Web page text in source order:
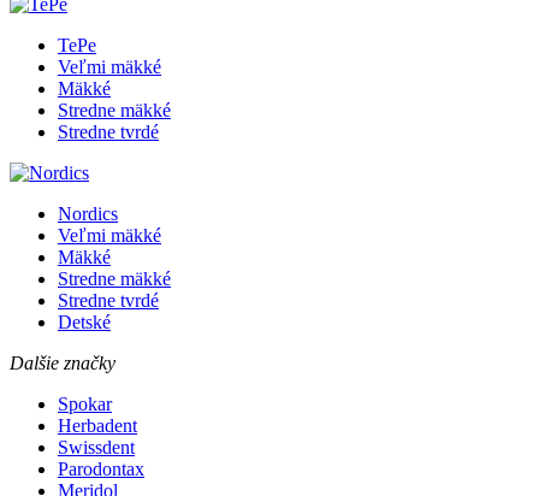
TePe
Veľmi mäkké
Mäkké
Stredne mäkké
Stredne tvrdé
Nordics
Veľmi mäkké
Mäkké
Stredne mäkké
Stredne tvrdé
Detské
Dalšie značky
Spokar
Herbadent
Swissdent
Parodontax
Meridol